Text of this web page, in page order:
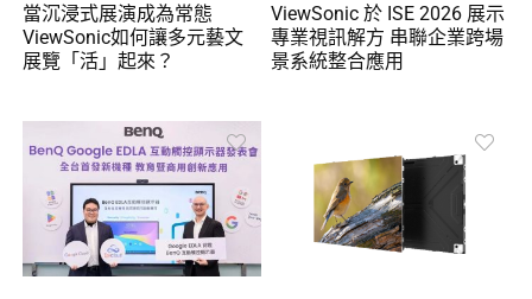
當沉浸式展演成為常態
ViewSonic如何讓多元藝文
展覽「活」起來？
ViewSonic 於 ISE 2026 展示
專業視訊解方 串聯企業跨場
景系統整合應用